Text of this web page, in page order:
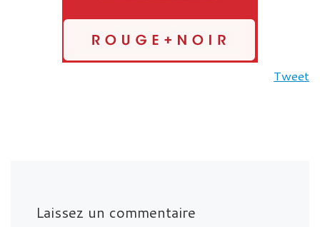
Tweet
Laissez un commentaire